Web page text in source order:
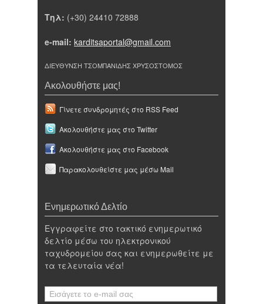
Τηλ: (+30) 24410 72888
e-mail: karditsaportal@gmail.com
ΔΙΕΥΘΥΝΣΗ ΤΣΟΜΠΑΝΙΔΗΣ ΧΡΥΣΟΣΤΟΜΟΣ
Ακολουθήστε μας!
Γίνετε συνδρομητές στο RSS Feed
Ακολουθήστε μας στο Twitter
Ακολουθήστε μας στο Facebook
Παρακολουθείστε μας μέσω Mail
Ενημερωτικό Δελτίο
Εγγραφείτε στο τακτικό ενημερωτικό
δελτίο μέσω του ηλεκτρονικού
ταχυδρομείου σας και ενημερωθείτε με
τα τελευταία νέα!